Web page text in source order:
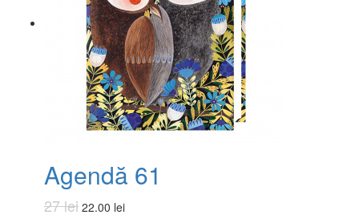
Agendă 61
27 lei 22.00 lei